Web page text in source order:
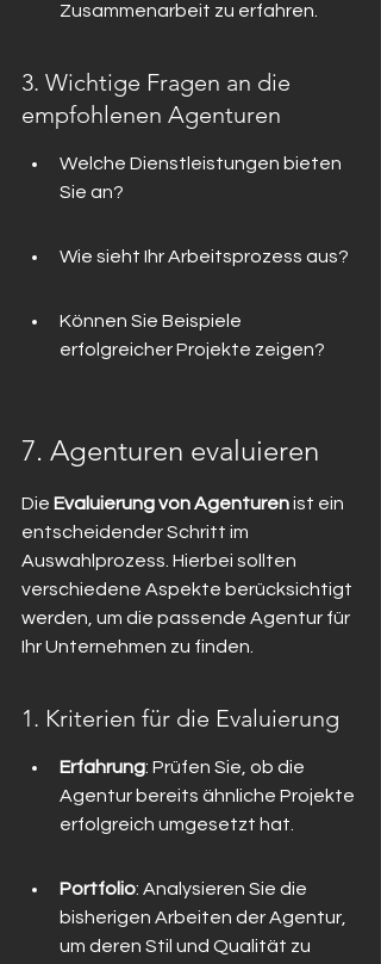
Zusammenarbeit zu erfahren.
3. Wichtige Fragen an die
empfohlenen Agenturen
Welche Dienstleistungen bieten
Sie an?
Wie sieht Ihr Arbeitsprozess aus?
Können Sie Beispiele
erfolgreicher Projekte zeigen?
7. Agenturen evaluieren
Die Evaluierung von Agenturen ist ein
entscheidender Schritt im
Auswahlprozess. Hierbei sollten
verschiedene Aspekte berücksichtigt
werden, um die passende Agentur für
Ihr Unternehmen zu finden.
1. Kriterien für die Evaluierung
Erfahrung: Prüfen Sie, ob die
Agentur bereits ähnliche Projekte
erfolgreich umgesetzt hat.
Portfolio: Analysieren Sie die
bisherigen Arbeiten der Agentur,
um deren Stil und Qualität zu